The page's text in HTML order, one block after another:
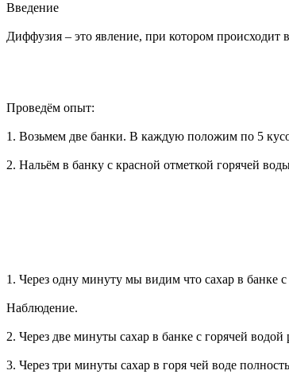
Введение
Диффузия – это явление, при котором
Проведём опыт:
1. Возьмем две банки. В каждую положим по 5
2. Нальём в банку с красной отметкой горячей
1. Через одну минуту мы видим что сахар в банке
Наблюдение.
2. Через две минуты сахар в банке с горячей
3. Через три минуты сахар в горя чей воде